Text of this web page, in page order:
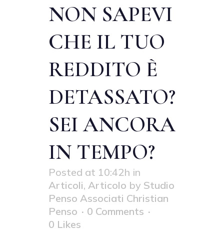
NON SAPEVI
CHE IL TUO
REDDITO È
DETASSATO?
SEI ANCORA
IN TEMPO?
Posted at 10:42h in
Articoli, Articolo by Studio
Penso Associati Christian
Penso
0 Comments
0 Likes